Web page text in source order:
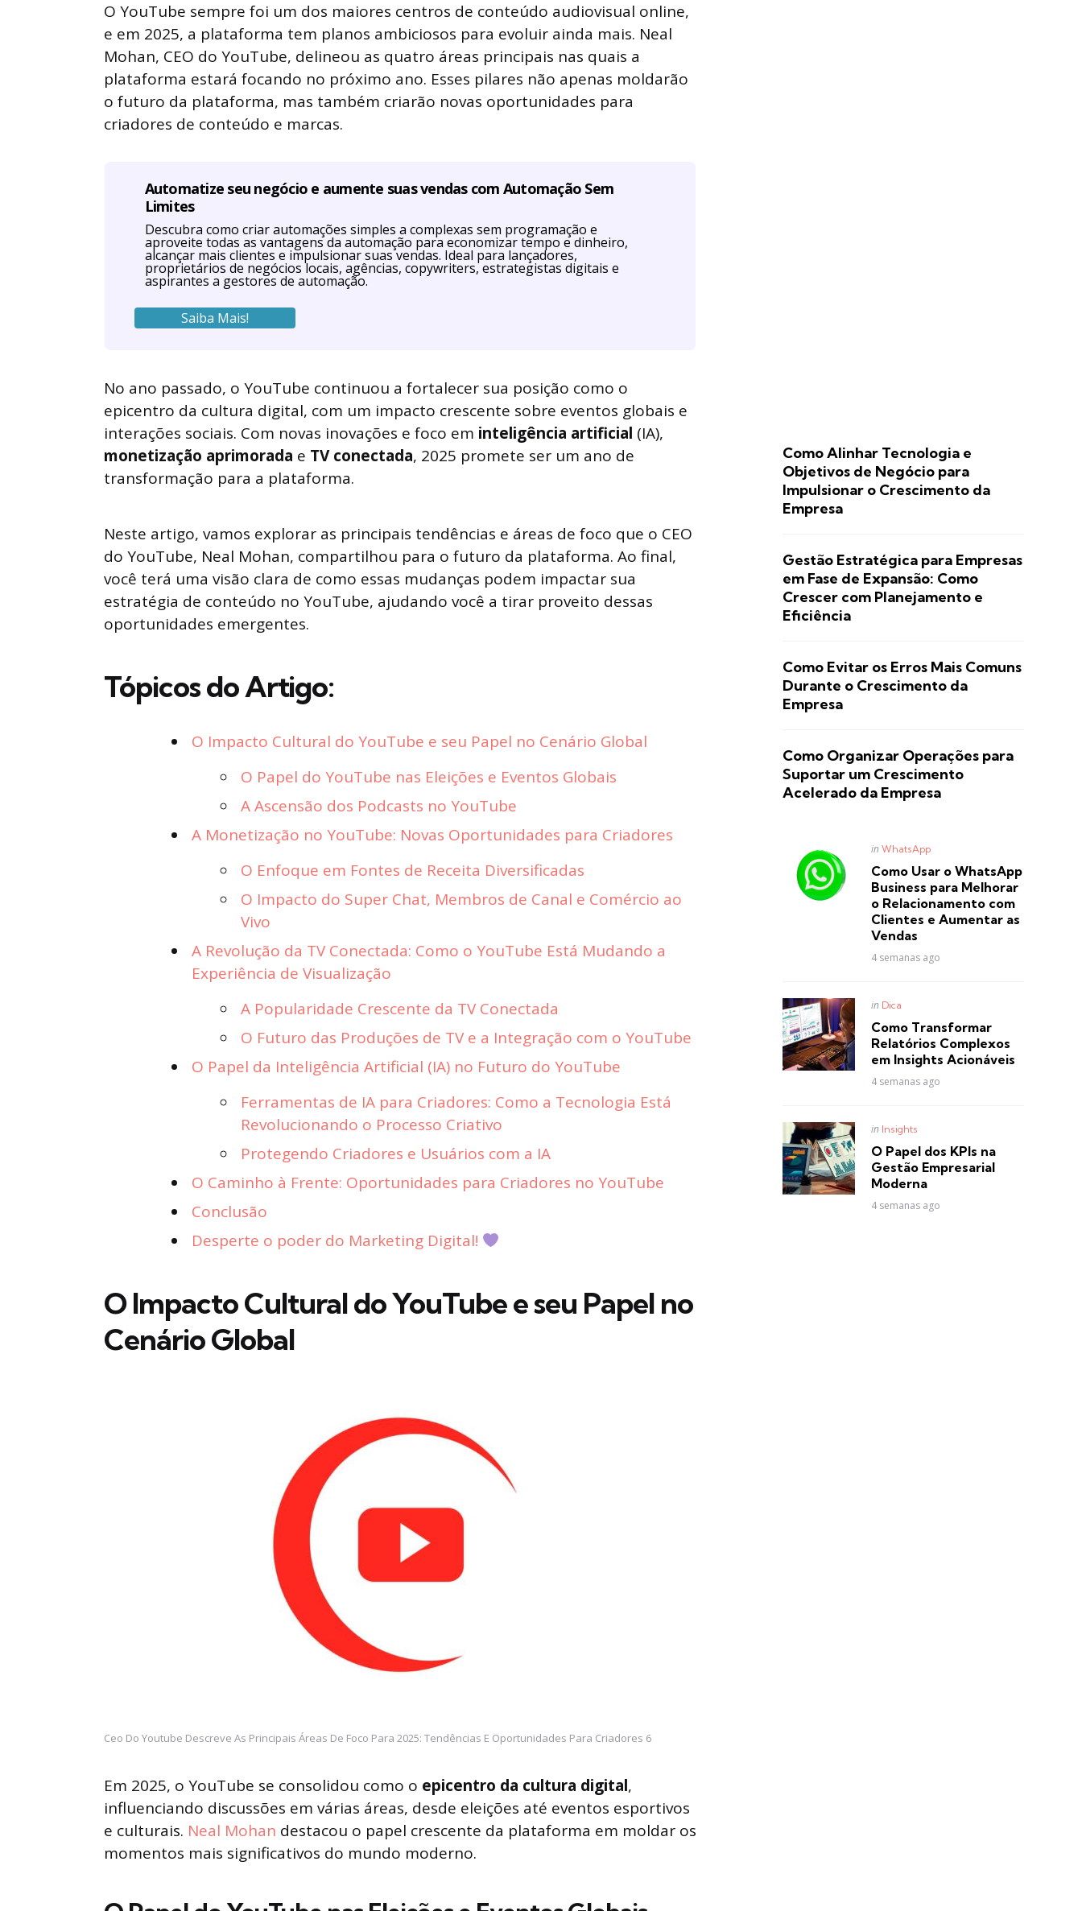
O YouTube sempre foi um dos maiores centros de conteúdo audiovisual online,
e em 2025, a plataforma tem planos ambiciosos para evoluir ainda mais. Neal
Mohan, CEO do YouTube, delineou as quatro áreas principais nas quais a
plataforma estará focando no próximo ano. Esses pilares não apenas moldarão
o futuro da plataforma, mas também criarão novas oportunidades para
criadores de conteúdo e marcas.
Automatize seu negócio e aumente suas vendas com Automação Sem
Limites
Descubra como criar automações simples a complexas sem programação e
aproveite todas as vantagens da automação para economizar tempo e dinheiro,
alcançar mais clientes e impulsionar suas vendas. Ideal para lançadores,
proprietários de negócios locais, agências, copywriters, estrategistas digitais e
aspirantes a gestores de automação.
Saiba Mais!
No ano passado, o YouTube continuou a fortalecer sua posição como o
epicentro da cultura digital, com um impacto crescente sobre eventos globais e
interações sociais. Com novas inovações e foco em inteligência artificial (IA),
monetização aprimorada e TV conectada, 2025 promete ser um ano de
transformação para a plataforma.
Neste artigo, vamos explorar as principais tendências e áreas de foco que o CEO
do YouTube, Neal Mohan, compartilhou para o futuro da plataforma. Ao final,
você terá uma visão clara de como essas mudanças podem impactar sua
estratégia de conteúdo no YouTube, ajudando você a tirar proveito dessas
oportunidades emergentes.
Tópicos do Artigo:
O Impacto Cultural do YouTube e seu Papel no Cenário Global
O Papel do YouTube nas Eleições e Eventos Globais
A Ascensão dos Podcasts no YouTube
A Monetização no YouTube: Novas Oportunidades para Criadores
O Enfoque em Fontes de Receita Diversificadas
O Impacto do Super Chat, Membros de Canal e Comércio ao
Vivo
A Revolução da TV Conectada: Como o YouTube Está Mudando a
Experiência de Visualização
A Popularidade Crescente da TV Conectada
O Futuro das Produções de TV e a Integração com o YouTube
O Papel da Inteligência Artificial (IA) no Futuro do YouTube
Ferramentas de IA para Criadores: Como a Tecnologia Está
Revolucionando o Processo Criativo
Protegendo Criadores e Usuários com a IA
O Caminho à Frente: Oportunidades para Criadores no YouTube
Conclusão
Desperte o poder do Marketing Digital!
O Impacto Cultural do YouTube e seu Papel no
Cenário Global
Ceo Do Youtube Descreve As Principais Áreas De Foco Para 2025: Tendências E Oportunidades Para Criadores 6
Em 2025, o YouTube se consolidou como o epicentro da cultura digital,
influenciando discussões em várias áreas, desde eleições até eventos esportivos
e culturais. Neal Mohan destacou o papel crescente da plataforma em moldar os
momentos mais significativos do mundo moderno.
Como Alinhar Tecnologia e
Objetivos de Negócio para
Impulsionar o Crescimento da
Empresa
Gestão Estratégica para Empresas
em Fase de Expansão: Como
Crescer com Planejamento e
Eficiência
Como Evitar os Erros Mais Comuns
Durante o Crescimento da
Empresa
Como Organizar Operações para
Suportar um Crescimento
Acelerado da Empresa
Posted
in WhatsApp
Como Usar o WhatsApp
Business para Melhorar
o Relacionamento com
Clientes e Aumentar as
Vendas
4 semanas ago
Posted
in Dica
Como Transformar
Relatórios Complexos
em Insights Acionáveis
4 semanas ago
Posted
in Insights
O Papel dos KPIs na
Gestão Empresarial
Moderna
4 semanas ago